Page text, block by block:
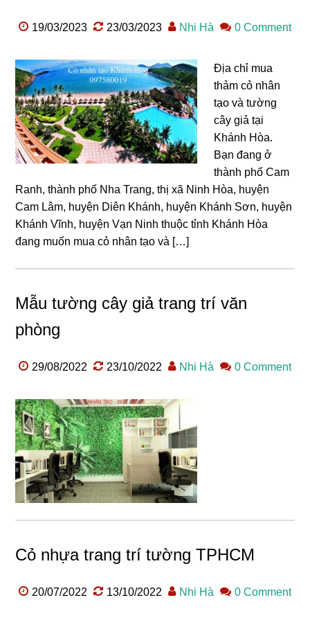
19/03/2023 23/03/2023 Nhi Hà 0 Comment
Địa chỉ mua
thảm cỏ nhân
tạo và tường
cây giả tại
Khánh Hòa.
Bạn đang ở
thành phố Cam
Ranh, thành phố Nha Trang, thị xã Ninh Hòa, huyện
Cam Lâm, huyện Diên Khánh, huyện Khánh Sơn, huyện
Khánh Vĩnh, huyện Vạn Ninh thuộc tỉnh Khánh Hòa
đang muốn mua cỏ nhân tạo và […]
Mẫu tường cây giả trang trí văn
phòng
29/08/2022 23/10/2022 Nhi Hà 0 Comment
Cỏ nhựa trang trí tường TPHCM
20/07/2022 13/10/2022 Nhi Hà 0 Comment